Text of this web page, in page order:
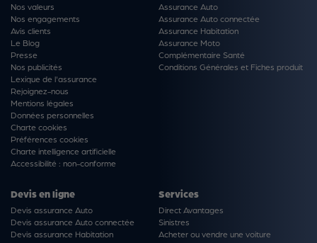
Nos valeurs
Nos engagements
Avis clients
Le Blog
Presse
Nos publicités
Lexique de l'assurance
Rejoignez-nous
Mentions légales
Données personnelles
Charte cookies
Préférences cookies
Charte intelligence artificielle
Accessibilité : non-conforme
Assurance Auto
Assurance Auto connectée
Assurance Habitation
Assurance Moto
Complémentaire Santé
Conditions Générales et Fiches produit
Devis en ligne
Devis assurance Auto
Devis assurance Auto connectée
Devis assurance Habitation
Services
Direct Avantages
Sinistres
Acheter ou vendre une voiture